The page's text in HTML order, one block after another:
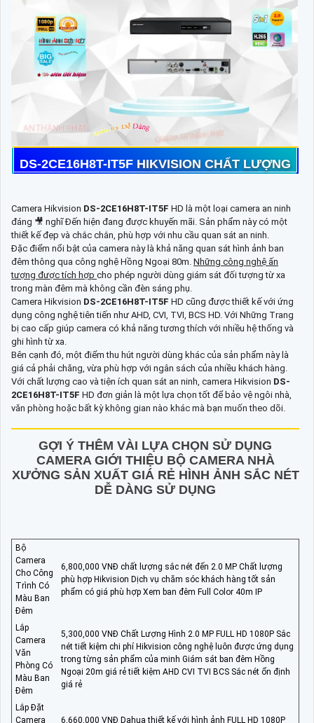
DS-2CE16H8T-IT5F HIKVISION CHẤT LƯỢNG
Camera Hikvision DS-2CE16H8T-IT5F HD là một loại camera an ninh
đáng 🎥 nghĩ Đến hiện đang được khuyến mãi. Sản phẩm này có một
thiết kế đẹp và chắc chắn, phù hợp với nhu cầu quan sát an ninh.
Đặc điểm nổi bật của camera này là khả năng quan sát hình ảnh ban
đêm thông qua công nghệ Hồng Ngoại 80m. Những công nghệ ấn
tượng được tích hợp cho phép người dùng giám sát đối tượng từ xa
trong màn đêm mà không cần đèn sáng phụ.
Camera Hikvision DS-2CE16H8T-IT5F HD cũng được thiết kế với ứng
dụng công nghệ tiên tiến như AHD, CVI, TVI, BCS HD. Với Những Trang
bị cao cấp giúp camera có khả năng tương thích với nhiều hệ thống và
ghi hình từ xa.
Bên cạnh đó, một điểm thu hút người dùng khác của sản phẩm này là
giá cả phải chăng, vừa phù hợp với ngân sách của nhiều khách hàng.
Với chất lượng cao và tiện ích quan sát an ninh, camera Hikvision DS-
2CE16H8T-IT5F HD đơn giản là một lựa chọn tốt để bảo vệ ngôi nhà,
văn phòng hoặc bất kỳ không gian nào khác mà bạn muốn theo dõi.
GỢI Ý THÊM VÀI LỰA CHỌN SỬ DỤNG
CAMERA GIỚI THIỆU BỘ CAMERA NHÀ
XƯỞNG SẢN XUẤT GIÁ RẺ HÌNH ẢNH SẮC NÉT
DỄ DÀNG SỬ DỤNG
Bộ
Camera
Cho Công
Trình Có
Màu Ban
Đêm
6,800,000 VNĐ chất lượng sắc nét đến 2.0 MP Chất lượng
phù hợp Hikvision Dịch vụ chăm sóc khách hàng tốt sản
phẩm có giá phù hợp Xem ban đêm Full Color 40m IP
Lắp
Camera
Văn
Phòng Có
Màu Ban
Đêm
5,300,000 VNĐ Chất Lượng Hình 2.0 MP FULL HD 1080P Sắc
nét tiết kiệm chi phí Hikvision công nghệ luôn được ứng dụng
trong từng sản phẩm của minh Giám sát ban đêm Hồng
Ngoại 20m giá rẻ tiết kiệm AHD CVI TVI BCS Sắc nét ổn định
giá rẻ
Lắp Đặt
Camera
6,660,000 VNĐ Dahua thiết kế với hình ảnh FULL HD 1080P